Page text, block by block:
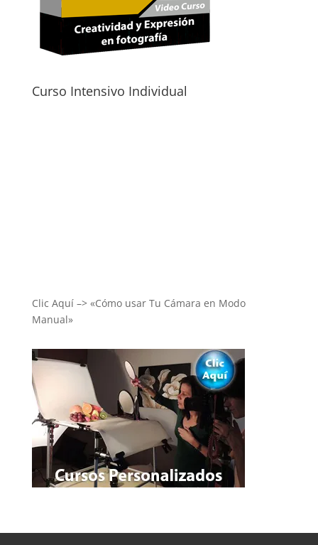
Curso Intensivo Individual
Clic Aquí –> «Cómo usar Tu Cámara en Modo
Manual»